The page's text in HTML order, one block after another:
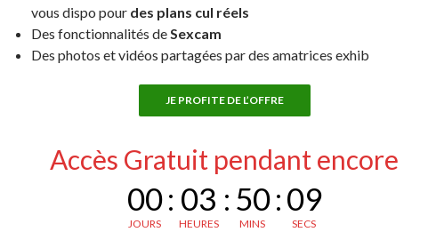
vous dispo pour des plans cul réels
Des fonctionnalités deSexcam
Des photos et vidéos partagées par des amatrices exhib
JE PROFITE DE L’OFFRE
Accès Gratuit pendant encore
00
JOURS
: 03
HEURES
: 50
MINS
:08
SECS